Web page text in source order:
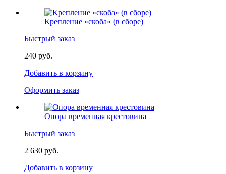
Крепление «скоба» (в сборе)
Быстрый заказ
240 руб.
Добавить в корзину
Оформить заказ
Опора временная крестовина
Быстрый заказ
2 630 руб.
Добавить в корзину